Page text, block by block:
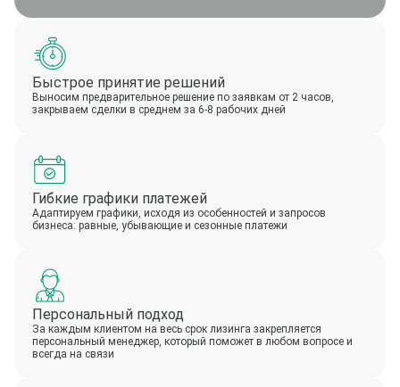
Быстрое принятие решений
Выносим предварительное решение по заявкам от 2 часов,
закрываем сделки в среднем за 6-8 рабочих дней
Гибкие графики платежей
Адаптируем графики, исходя из особенностей и запросов
бизнеса: равные, убывающие и сезонные платежи
Персональный подход
За каждым клиентом на весь срок лизинга закрепляется
персональный менеджер, который поможет в любом вопросе и
всегда на связи